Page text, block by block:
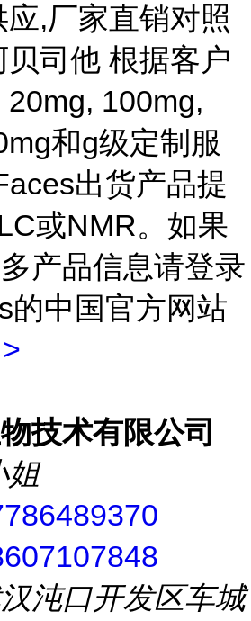
,厂家直销对照
司他 根据客户
100mg,
和g级定制服
出货产品提
或NMR。如果
产品信息请登录
的中国官方网站
技术有限公司
姐
沌口开发区车城